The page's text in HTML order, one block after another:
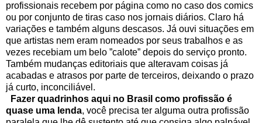
profissionais recebem por página como no caso dos comics
ou por conjunto de tiras caso nos jornais diários. Claro há
variações e também alguns descasos. Já ouvi situações em
que artistas nem eram nomeados por seus trabalhos e as
vezes recebiam um belo ”calote” depois do serviço pronto.
Também mudanças editoriais que alteravam coisas já
acabadas e atrasos por parte de terceiros, deixando o prazo
já curto, inconciliável.
Fazer quadrinhos aqui no Brasil como profissão é
quase uma lenda, você precisa ter alguma outra profissão